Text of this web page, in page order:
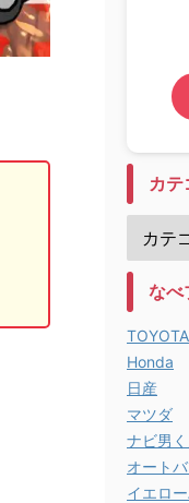
カテ
なべ
TOYOTA
Honda
日産
マツダ
ナビ男
オート
イエロ